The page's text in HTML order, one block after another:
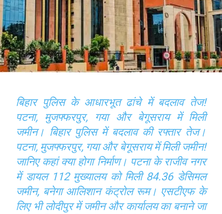
बिहार पुलिस के आधारभूत ढांचे में बदलाव तेज!
पटना, मुजफ्फरपुर, गया और बेगूसराय में मिली
जमीन। बिहार पुलिस में बदलाव की रफ्तार तेज।
पटना, मुजफ्फरपुर, गया और बेगूसराय में मिली जमीन!
जानिए कहां क्‍या होगा निर्माण। पटना के राजीव नगर
में डायल 112 मुख्‍यालय को मिली 84.36 डेसिमल
जमीन, बनेगा आलिशान कंट्रोल रूम। एसटीएफ के
लिए भी लोदीपुर में जमीन और कार्यालय का बनाने जा